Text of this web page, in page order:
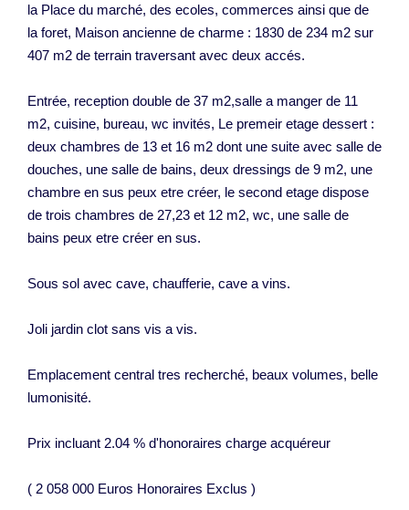
la Place du marché, des ecoles, commerces ainsi que de
la foret, Maison ancienne de charme : 1830 de 234 m2 sur
407 m2 de terrain traversant avec deux accés.
Entrée, reception double de 37 m2,salle a manger de 11
m2, cuisine, bureau, wc invités, Le premeir etage dessert :
deux chambres de 13 et 16 m2 dont une suite avec salle de
douches, une salle de bains, deux dressings de 9 m2, une
chambre en sus peux etre créer, le second etage dispose
de trois chambres de 27,23 et 12 m2, wc, une salle de
bains peux etre créer en sus.
Sous sol avec cave, chaufferie, cave a vins.
Joli jardin clot sans vis a vis.
Emplacement central tres recherché, beaux volumes, belle
lumonisité.
Prix incluant 2.04 % d'honoraires charge acquéreur
( 2 058 000 Euros Honoraires Exclus )